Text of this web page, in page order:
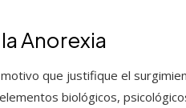
Anorexia
que justifique el
biológicos,